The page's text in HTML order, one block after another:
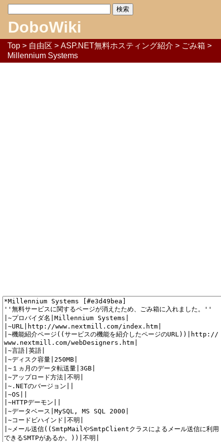
DoboWiki
Top > 自由区 > ASP.NET無料ホスティング紹介 > ごみ箱 >
Millennium Systems